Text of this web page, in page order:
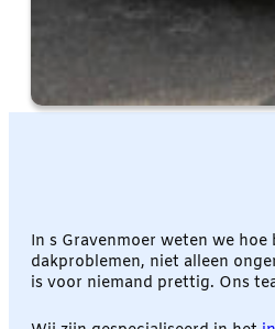
In s Gravenmoer weten we
dakproblemen, niet alleen
is voor niemand prettig. Ons